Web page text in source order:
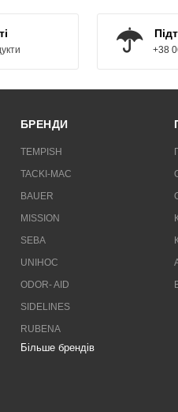
+38
БРЕНДИ
TEMPISH
TACKI-MAC
BAUER
MISSION
SEBA
UNIHOC
ODOR- AID
SIDELINES
RUBENA
Більше брендів